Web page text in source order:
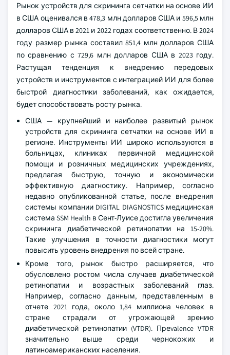
Рынок устройств для скрининга сетчатки на основе ИИ
в США оценивался в 478,3 млн долларов США и 596,5 млн
долларов США в 2021 и 2022 годах соответственно. В 2024
году размер рынка составил 851,4 млн долларов США
по сравнению с 729,6 млн долларов США в 2023 году.
Растущая тенденция к внедрению передовых
устройств и инструментов с интеграцией ИИ для более
быстрой диагностики заболеваний, как ожидается,
будет способствовать росту рынка.
США — крупнейший и наиболее развитый рынок
устройств для скрининга сетчатки на основе ИИ в
регионе. Инструменты ИИ широко используются в
больницах, клиниках первичной медицинской
помощи и розничных медицинских учреждениях,
предлагая быструю, точную и экономически
эффективную диагностику. Например, согласно
недавно опубликованной статье, после внедрения
системы компании DIGITAL DIAGNOSTICS медицинская
система SSM Health в Сент-Луисе достигла увеличения
скрининга диабетической ретинопатии на 15-20%.
Такие улучшения в точности диагностики могут
повысить уровень внедрения по всей стране.
Кроме того, рынок быстро расширяется, что
обусловлено ростом числа случаев диабетической
ретинопатии и возрастных заболеваний глаз.
Например, согласно данным, представленным в
отчете 2021 года, около 1,84 миллиона человек в
стране страдали от угрожающей зрению
диабетической ретинопатии (VTDR). Преvalence VTDR
значительно выше среди чернокожих и
латиноамериканских населения.